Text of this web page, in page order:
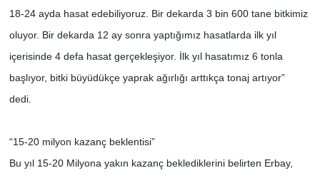
18-24 ayda hasat edebiliyoruz. Bir dekarda 3 bin 600 tane bitkimiz
oluyor. Bir dekarda 12 ay sonra yaptığımız hasatlarda ilk yıl
içerisinde 4 defa hasat gerçekleşiyor. İlk yıl hasatımız 6 tonla
başlıyor, bitki büyüdükçe yaprak ağırlığı arttıkça tonaj artıyor”
dedi.
“15-20 milyon kazanç beklentisi”
Bu yıl 15-20 Milyona yakın kazanç beklediklerini belirten Erbay,